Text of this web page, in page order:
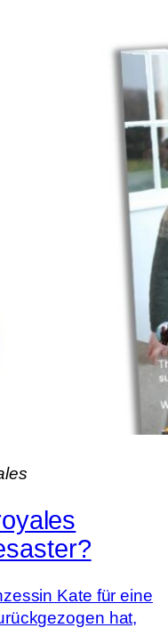
Kate für eine
hat,